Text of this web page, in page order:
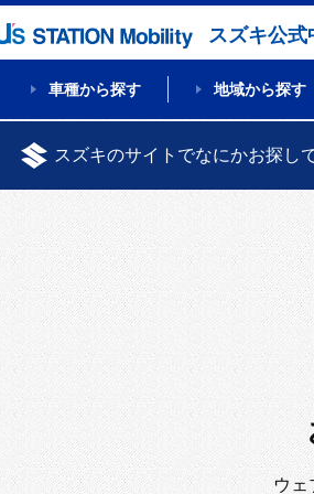
スズキ公式
車種から探す 地域から探す
スズキのサイトでなにかお探し
ウェ